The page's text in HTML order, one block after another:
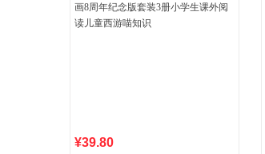
¥39.80